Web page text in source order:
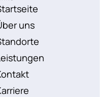
uns